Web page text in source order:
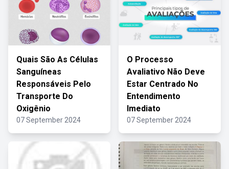
Quais São As Células
Sanguíneas
Responsáveis Pelo
Transporte Do
Oxigênio
07 September 2024
O Processo
Avaliativo Não Deve
Estar Centrado No
Entendimento
Imediato
07 September 2024